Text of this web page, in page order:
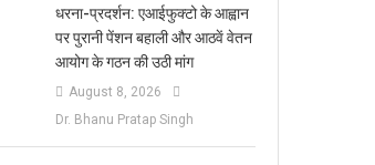
धरना-प्रदर्शन: एआईफुक्टो के आह्वान
पर पुरानी पेंशन बहाली और आठवें वेतन
आयोग के गठन की उठी मांग
August 8, 2026
Dr. Bhanu Pratap Singh